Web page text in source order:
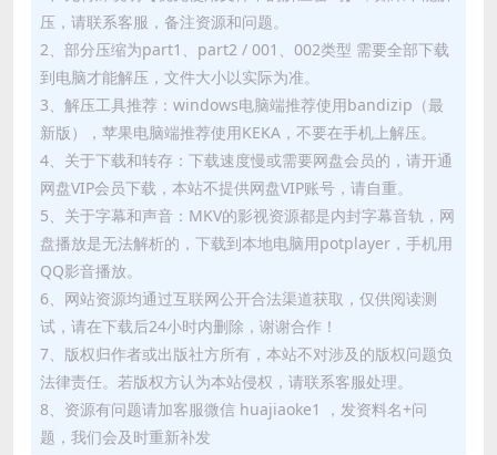
压，请联系客服，备注资源和问题。
2、部分压缩为part1、part2 / 001、002类型 需要全部下载
到电脑才能解压，文件大小以实际为准。
3、解压工具推荐：windows电脑端推荐使用bandizip（最
新版），苹果电脑端推荐使用KEKA，不要在手机上解压。
4、关于下载和转存：下载速度慢或需要网盘会员的，请开通
网盘VIP会员下载，本站不提供网盘VIP账号，请自重。
5、关于字幕和声音：MKV的影视资源都是内封字幕音轨，网
盘播放是无法解析的，下载到本地电脑用potplayer，手机用
QQ影音播放。
6、网站资源均通过互联网公开合法渠道获取，仅供阅读测
试，请在下载后24小时内删除，谢谢合作！
7、版权归作者或出版社方所有，本站不对涉及的版权问题负
法律责任。若版权方认为本站侵权，请联系客服处理。
8、资源有问题请加客服微信 huajiaoke1 ，发资料名+问
题，我们会及时重新补发